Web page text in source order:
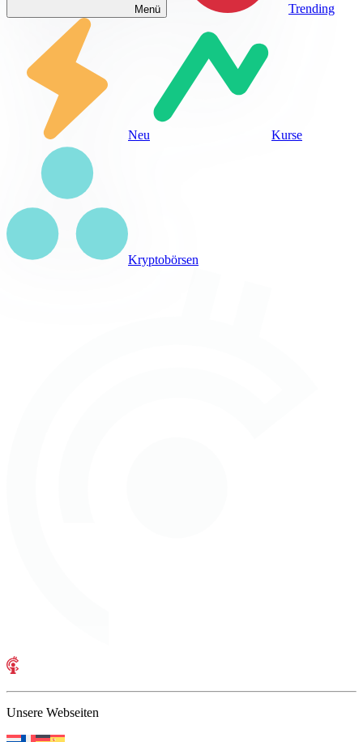
Menü Trending
Neu Kurse
Kryptobörsen
Unsere Webseiten